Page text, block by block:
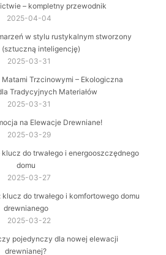
– kompletny przewodnik
2025-04-04
w stylu rustykalnym stworzony
(sztuczną inteligencję)
2025-03-31
Trzcinowymi – Ekologiczna
Tradycyjnych Materiałów
2025-03-31
na Elewacje Drewniane!
2025-03-29
do trwałego i energooszczędnego
domu
2025-03-27
do trwałego i komfortowego domu
drewnianego
2025-03-22
pojedynczy dla nowej elewacji
drewnianej?